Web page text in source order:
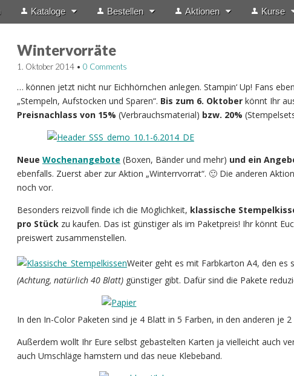
Kataloge Bestellen Aktionen Kurse
Wintervorräte
1. Oktober 2014• 0 Comments
… können jetzt nicht nur Eichhörnchen anlegen. Stampin‘ Up! Fans
„Stempeln, Aufstocken und Sparen“. Bis zum 6. Oktoberkönnt Ihr
Preisnachlass von 15% (Verbrauchsmaterial) bzw. 20%
Neue Wochenangebote (Boxen, Bänder und mehr) und ein
ebenfalls. Zuerst aber zur Aktion „Winterrvorrat“. 🙂 Die anderen
noch vor.
Besonders reizvoll finde ich die Möglichkeit, klassische
pro Stückzu kaufen. Das ist günstiger als im Paketpreis! Ihr könnt
preiswert zusammenstellen.
Weiter geht es mit Farbkarton A4, den es
(Achtung, natürlich 40 Blatt)günstiger gibt. Dafür sind die Pakete
In den In-Color Paketen sind je 4 Blatt in 5 Farben, in den anderen je
Außerdem wollt Ihr Eure selbst gebastelten Karten ja vielleicht auch
auch Umschläge hamstern und das neue Klebeband.